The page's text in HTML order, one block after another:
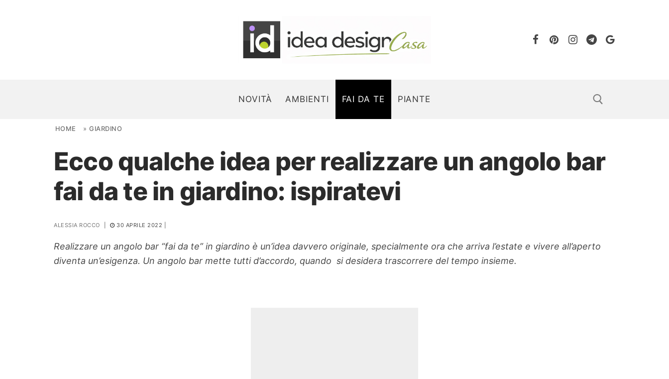
NOVITÀ AMBIENTI FAI DA TE PIANTE
Search for:
NOVITÀ
AMBIENTI
Ortaggio
Search for:
HOME »GIARDINO
Ecco qualche idea per realizzare un angolo bar
fai da te in giardino: ispiratevi
ALESSIA ROCCO 30 APRILE 2022
Realizzare un angolo bar “fai da te” in giardino è un’idea davvero originale, specialmente ora che arriva l’estate e vivere all’aperto
diventa un’esigenza. Un angolo bar mette tutti d’accordo, quando si desidera trascorrere del tempo insieme.